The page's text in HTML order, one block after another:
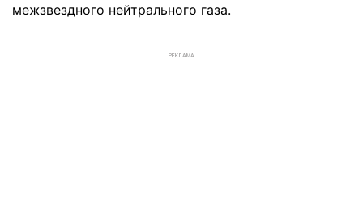
межзвездного нейтрального газа.
РЕКЛАМА